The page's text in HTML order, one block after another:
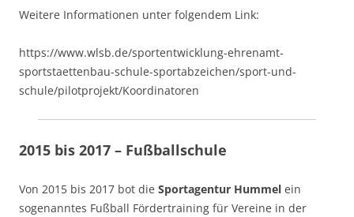
Weitere Informationen unter folgendem Link:
https://www.wlsb.de/sportentwicklung-ehrenamt-
sportstaettenbau-schule-sportabzeichen/sport-und-
schule/pilotprojekt/Koordinatoren
2015 bis 2017 – Fußballschule
Von 2015 bis 2017 bot die Sportagentur Hummel ein
sogenanntes Fußball Fördertraining für Vereine in der